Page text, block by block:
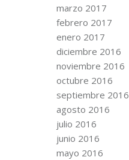
marzo 2017
febrero 2017
enero 2017
diciembre 2016
noviembre 2016
octubre 2016
septiembre 2016
agosto 2016
julio 2016
junio 2016
mayo 2016